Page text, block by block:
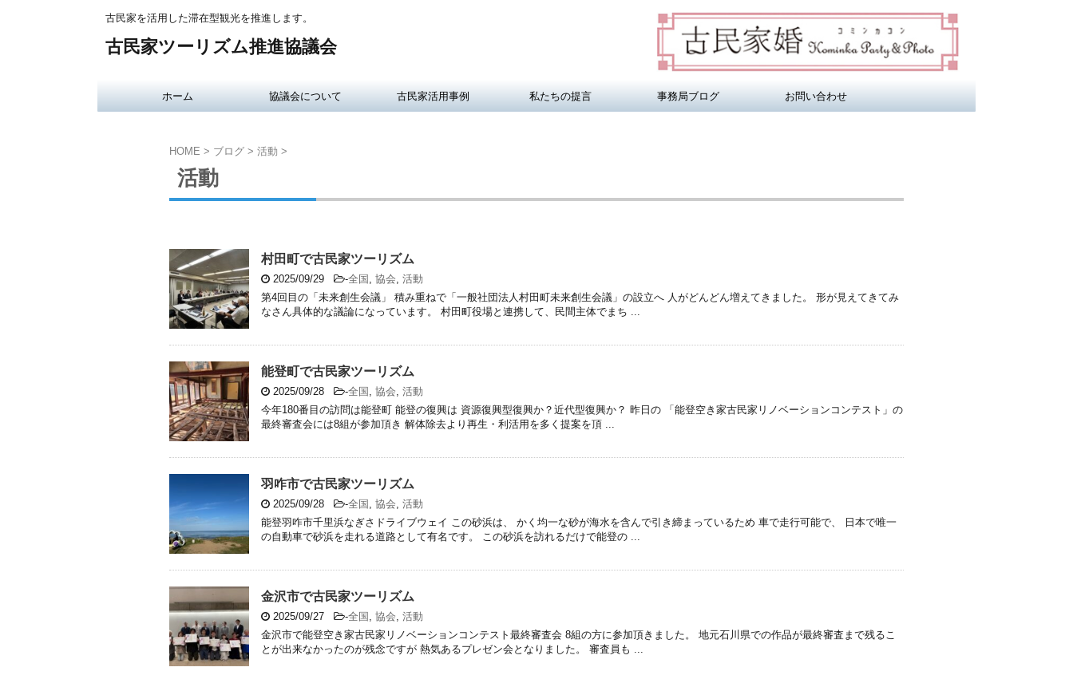
古民家を活用した滞在型観光を推進します。
古民家ツーリズム推進協議会
ホーム 協議会について 古民家活用事例 私たちの提言 事務局ブログ お問い合わせ
HOME > ブログ > 活動 >
活動
村田町で古民家ツーリズム
2025/09/29 -全国 , 協会, 活動
第4回目の「未来創生会議」 積み重ねで「一般社団法人村田町未来創生会議」の設立へ 人がどんどん増えてきました。 形が見えてきてみ
なさん具体的な議論になっています。 村田町役場と連携して、民間主体でまち ...
能登町で古民家ツーリズム
2025/09/28 -全国 , 協会, 活動
今年180番目の訪問は能登町 能登の復興は 資源復興型復興か？近代型復興か？ 昨日の 「能登空き家古民家リノベーションコンテスト」の
最終審査会には8組が参加頂き 解体除去より再生・利活用を多く提案を頂 ...
羽咋市で古民家ツーリズム
2025/09/28 -全国 , 協会, 活動
能登羽咋市千里浜なぎさドライブウェイ この砂浜は、 かく均一な砂が海水を含んで引き締まっているため 車で走行可能で、 日本で唯一
の自動車で砂浜を走れる道路として有名です。 この砂浜を訪れるだけで能登の ...
金沢市で古民家ツーリズム
2025/09/27 -全国 , 協会, 活動
金沢市で能登空き家古民家リノベーションコンテスト最終審査会 8組の方に参加頂きました。 地元石川県での作品が最終審査まで残るこ
とが出来なかったのが残念ですが 熱気あるプレゼン会となりました。 審査員も ...